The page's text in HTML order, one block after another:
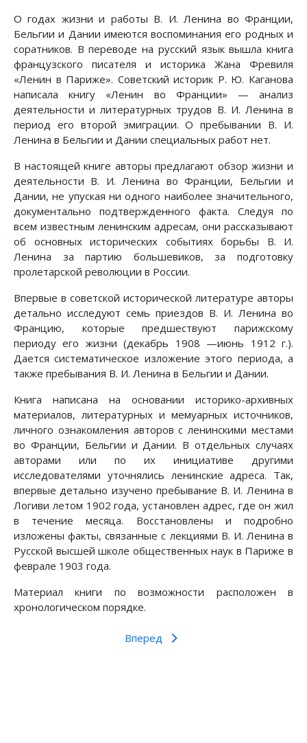
О годах жизни и работы В. И. Ленина во Франции,
Бельгии и Дании имеются воспоминания его родных и
соратников. В переводе на русский язык вышла книга
французского писателя и историка Жана Фревиля
«Ленин в Париже». Советский историк Р. Ю. Каганова
написала книгу «Ленин во Франции» — анализ
деятельности и литературных трудов В. И. Ленина в
период его второй эмиграции. О пребывании В. И.
Ленина в Бельгии и Дании специальных работ нет.
В настоящей книге авторы предлагают обзор жизни и
деятельности В. И. Ленина во Франции, Бельгии и
Дании, не упуская ни одного наиболее значительного,
документально подтвержденного факта. Следуя по
всем известным ленинским адресам, они рассказывают
об основных исторических событиях борьбы В. И.
Ленина за партию большевиков, за подготовку
пролетарской революции в России.
Впервые в советской исторической литературе авторы
детально исследуют семь приездов В. И. Ленина во
Францию, которые предшествуют парижскому
периоду его жизни (декабрь 1908 —июнь 1912 г.).
Дается систематическое изложение этого периода, а
также пребывания В. И. Ленина в Бельгии и Дании.
Книга написана на основании историко-архивных
материалов, литературных и мемуарных источников,
личного ознакомления авторов с ленинскими местами
во Франции, Бельгии и Дании. В отдельных случаях
авторами или по их инициативе другими
исследователями уточнялись ленинские адреса. Так,
впервые детально изучено пребывание В. И. Ленина в
Логиви летом 1902 года, установлен адрес, где он жил
в течение месяца. Восстановлены и подробно
изложены факты, связанные с лекциями В. И. Ленина в
Русской высшей школе общественных наук в Париже в
феврале 1903 года.
Материал книги по возможности расположен в
хронологическом порядке.
Вперед